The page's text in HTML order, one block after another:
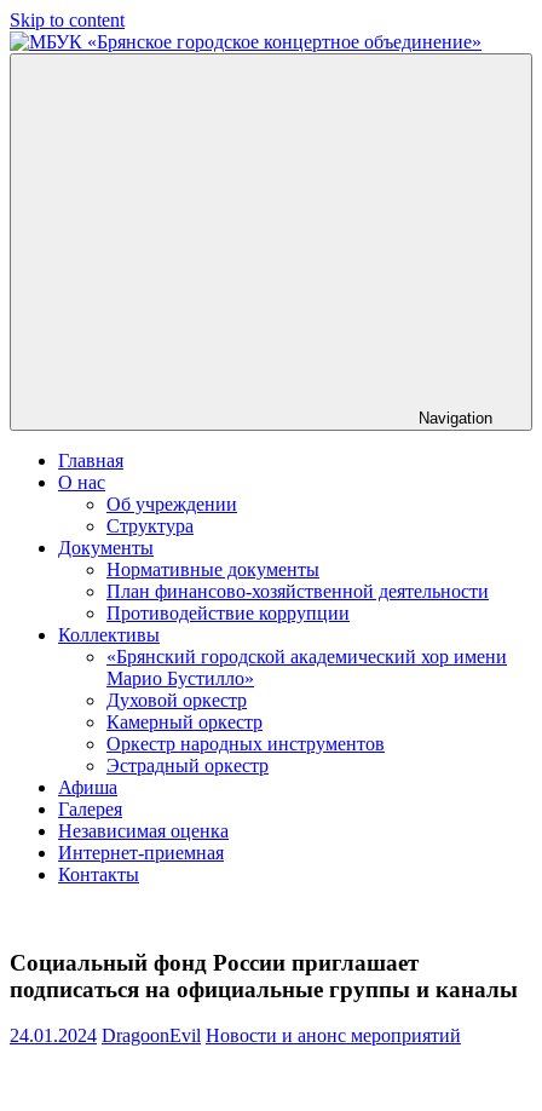
Skip to content
Navigation
Главная
О нас
Об учреждении
Структура
Документы
Нормативные документы
План финансово-хозяйственной деятельности
Противодействие коррупции
Коллективы
«Брянский городской академический хор имени
Марио Бустилло»
Духовой оркестр
Камерный оркестр
Оркестр народных инструментов
Эстрадный оркестр
Афиша
Галерея
Независимая оценка
Интернет-приемная
Контакты
Социальный фонд России приглашает
подписаться на официальные группы и каналы
24.01.2024 DragoonEvil Новости и анонс мероприятий